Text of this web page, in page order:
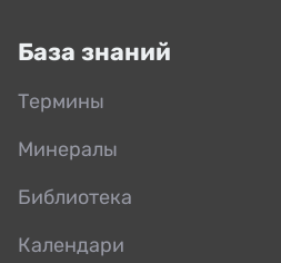
База знаний
Термины
Минералы
Библиотека
Календари